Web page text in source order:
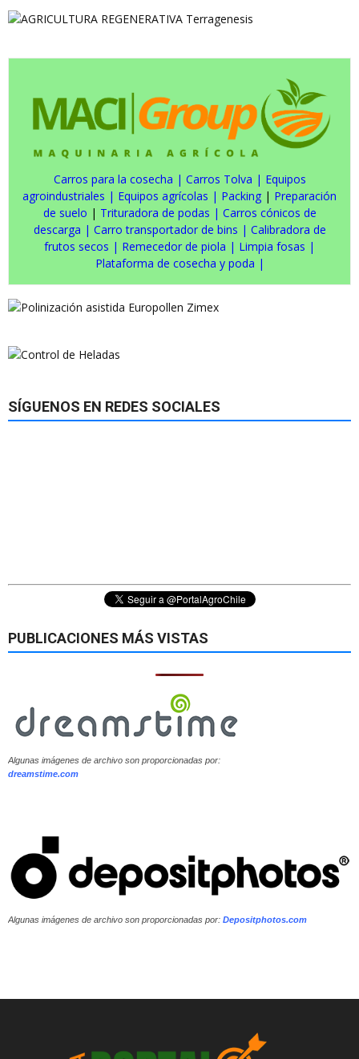
Carros para la cosecha | Carros Tolva | Equipos
agroindustriales | Equipos agrícolas | Packing | Preparación
de suelo | Trituradora de podas | Carros cónicos de
descarga | Carro transportador de bins | Calibradora de
frutos secos | Remecedor de piola | Limpia fosas |
Plataforma de cosecha y poda |
SÍGUENOS EN REDES SOCIALES
PUBLICACIONES MÁS VISTAS
Algunas imágenes de archivo son proporcionadas por:
dreamstime.com
Algunas imágenes de archivo son proporcionadas por: Depositphotos.com